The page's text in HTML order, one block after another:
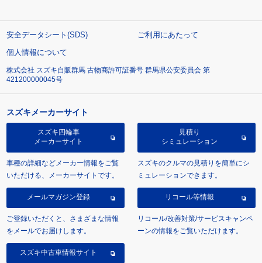
安全データシート(SDS)
ご利用にあたって
個人情報について
株式会社 スズキ自販群馬 古物商許可証番号 群馬県公安委員会 第
421200000045号
スズキメーカーサイト
スズキ四輪車
メーカーサイト
車種の詳細などメーカー情報をご覧
いただける、メーカーサイトです。
見積り
シミュレーション
スズキのクルマの見積りを簡単にシ
ミュレーションできます。
メールマガジン登録
ご登録いただくと、さまざまな情報
をメールでお届けします。
リコール等情報
リコール/改善対策/サービスキャンペ
ーンの情報をご覧いただけます。
スズキ中古車情報サイト